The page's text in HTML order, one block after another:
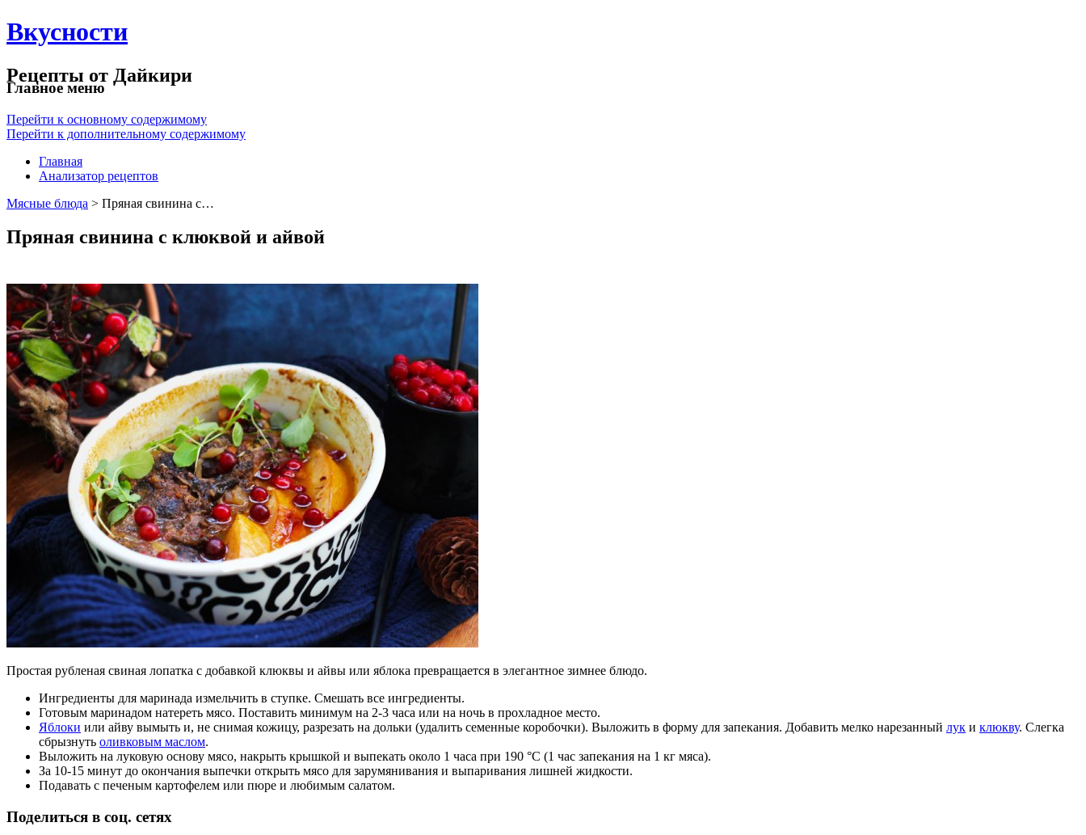
Вкусности
Рецепты от Дайкири
Главное меню
Перейти к основному содержимому
Перейти к дополнительному содержимому
Главная
Анализатор рецептов
Мясные блюда > Пряная свинина с…
Пряная свинина с клюквой и айвой
Простая рубленая свиная лопатка с добавкой клюквы и айвы или яблока превращается в элегантное зимнее блюдо.
Ингредиенты для маринада измельчить в ступке. Смешать все ингредиенты.
Готовым маринадом натереть мясо. Поставить минимум на 2-3 часа или на ночь в прохладное место.
Яблоки или айву вымыть и, не снимая кожицу, разрезать на дольки (удалить семенные коробочки). Выложить в форму для запекания. Добавить мелко нарезанный лук и клюкву. Слегка
сбрызнуть оливковым маслом.
Выложить на луковую основу мясо, накрыть крышкой и выпекать около 1 часа при 190 °C (1 час запекания на 1 кг мяса).
За 10-15 минут до окончания выпечки открыть мясо для зарумянивания и выпаривания лишней жидкости.
Подавать с печеным картофелем или пюре и любимым салатом.
Поделиться в соц. сетях